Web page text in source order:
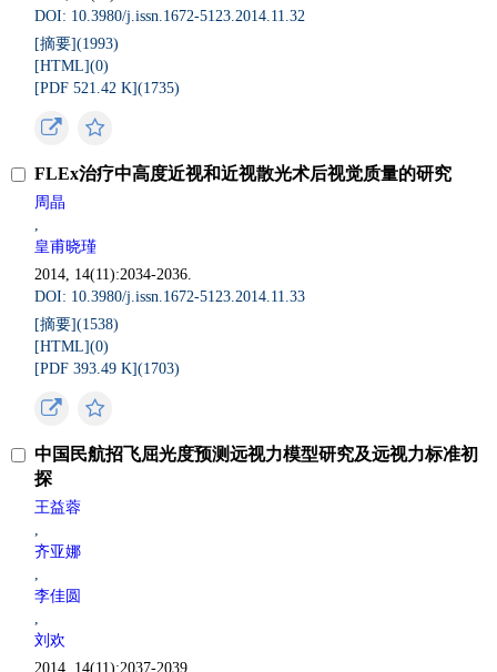
DOI: 10.3980/j.issn.1672-5123.2014.11.32
[摘要](1993)
[HTML](0)
[PDF 521.42 K](1735)
FLEx治疗中高度近视和近视散光术后视觉质量的研究
周晶
,
皇甫晓瑾
2014, 14(11):2034-2036.
DOI: 10.3980/j.issn.1672-5123.2014.11.33
[摘要](1538)
[HTML](0)
[PDF 393.49 K](1703)
中国民航招飞屈光度预测远视力模型研究及远视力标准初
探
王益蓉
,
齐亚娜
,
李佳圆
,
刘欢
2014, 14(11):2037-2039.